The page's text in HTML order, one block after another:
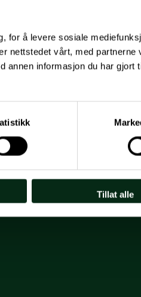
for å levere sosiale
nettstedet vårt, med partnerne
annen informasjon du har gjort
Tillat alle